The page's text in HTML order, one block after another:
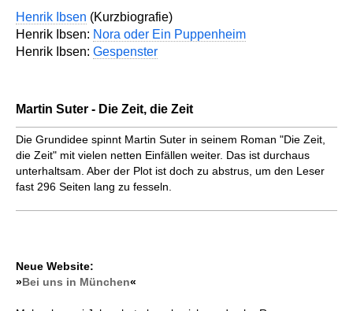
Henrik Ibsen (Kurzbiografie)
Henrik Ibsen: Nora oder Ein Puppenheim
Henrik Ibsen: Gespenster
Martin Suter - Die Zeit, die Zeit
Die Grundidee spinnt Martin Suter in seinem Roman "Die Zeit,
die Zeit" mit vielen netten Einfällen weiter. Das ist durchaus
unterhaltsam. Aber der Plot ist doch zu abstrus, um den Leser
fast 296 Seiten lang zu fesseln.
Neue Website:
»Bei uns in München«